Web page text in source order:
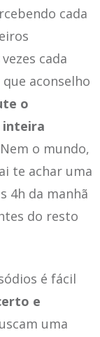
cada
cada
aconselho
o
inteira
Nem o mundo,
te achar uma
4h da manhã
do resto
é fácil
e
uma